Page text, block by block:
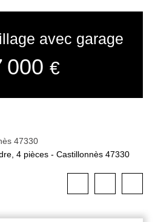
avec garage
000 €
47330
4 pièces - Castillonnès 47330